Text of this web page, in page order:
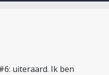
uiteraard. Ik ben